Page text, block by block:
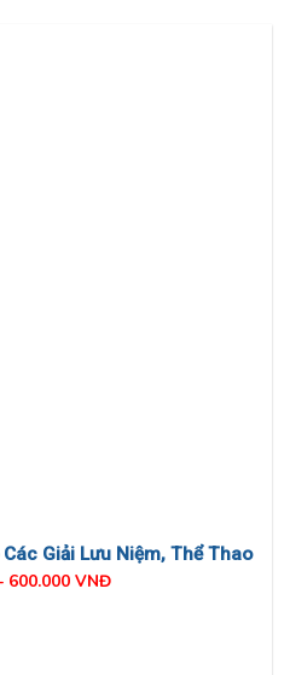
Giải Lưu Niệm, Thể Thao
600.000 VNĐ